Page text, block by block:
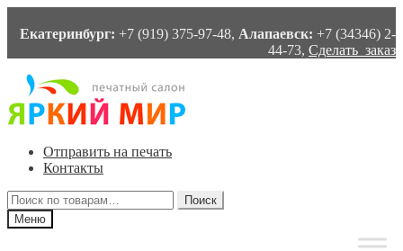
Екатеринбург: +7 (919) 375-97-48, Алапаевск: +7 (34346) 2-
44-73, Сделать заказ
Перейти
навигации
Перейти
содержимому
Отправить на печать
Контакты
Искать:
Поиск
Меню